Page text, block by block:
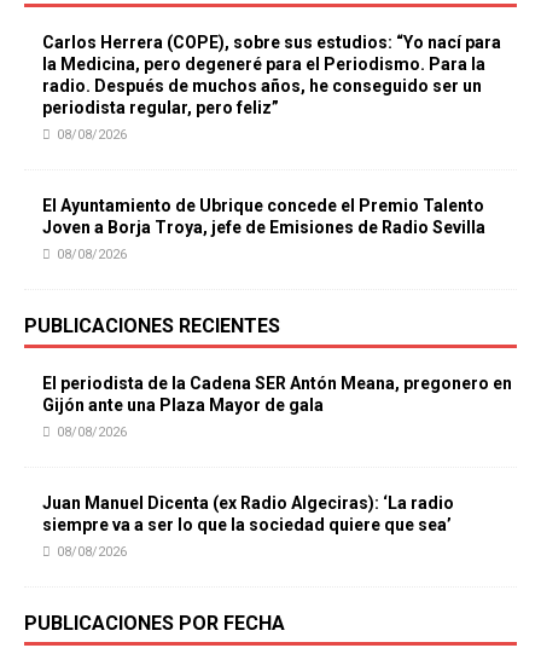
Carlos Herrera (COPE), sobre sus estudios: “Yo nací para
la Medicina, pero degeneré para el Periodismo. Para la
radio. Después de muchos años, he conseguido ser un
periodista regular, pero feliz”
08/08/2026
El Ayuntamiento de Ubrique concede el Premio Talento
Joven a Borja Troya, jefe de Emisiones de Radio Sevilla
08/08/2026
PUBLICACIONES RECIENTES
El periodista de la Cadena SER Antón Meana, pregonero en
Gijón ante una Plaza Mayor de gala
08/08/2026
Juan Manuel Dicenta (ex Radio Algeciras): ‘La radio
siempre va a ser lo que la sociedad quiere que sea’
08/08/2026
PUBLICACIONES POR FECHA